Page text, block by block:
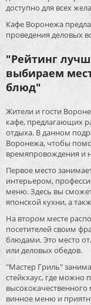
доступно для всех
Кафе Воронежа
проведения деловых
"Рейтинг
выбираем
блюд"
Жители и гости
кафе, предлагающих
отдыха. В данном
Воронежа, чтобы
времяпровождения и
Первое место
интерьером,
меню. Здесь вы
японской кухни, а
На втором месте
посетителей своим
блюдами. Это место
или деловых обедов.
"Мастер Гриль"
стейкхаус, где можно
высококачественного
винное меню и